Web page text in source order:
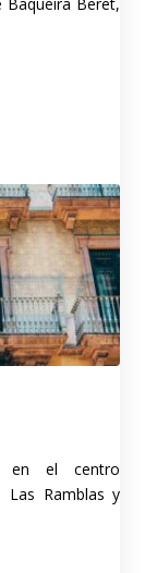
en el centro
Las Ramblas y